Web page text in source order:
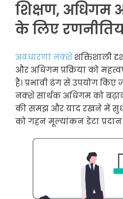
शिक्षण,
के लिए
अवधारणा नक्शेशक्तिशाली
और अधिगम प्रक्रिया को
हैं। प्रभावी ढंग से उपयोग किए
नक्शे सार्थक अधिगम को
की समझ और याद रखने में
को गहन मूल्यांकन डेटा